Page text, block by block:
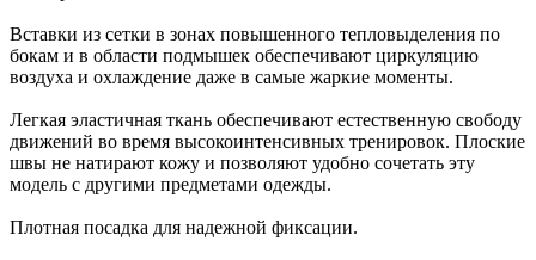
Вставки из сетки в зонах повышенного тепловыделения по
бокам и в области подмышек обеспечивают циркуляцию
воздуха и охлаждение даже в самые жаркие моменты.
Легкая эластичная ткань обеспечивают естественную свободу
движений во время высокоинтенсивных тренировок. Плоские
швы не натирают кожу и позволяют удобно сочетать эту
модель с другими предметами одежды.
Плотная посадка для надежной фиксации.